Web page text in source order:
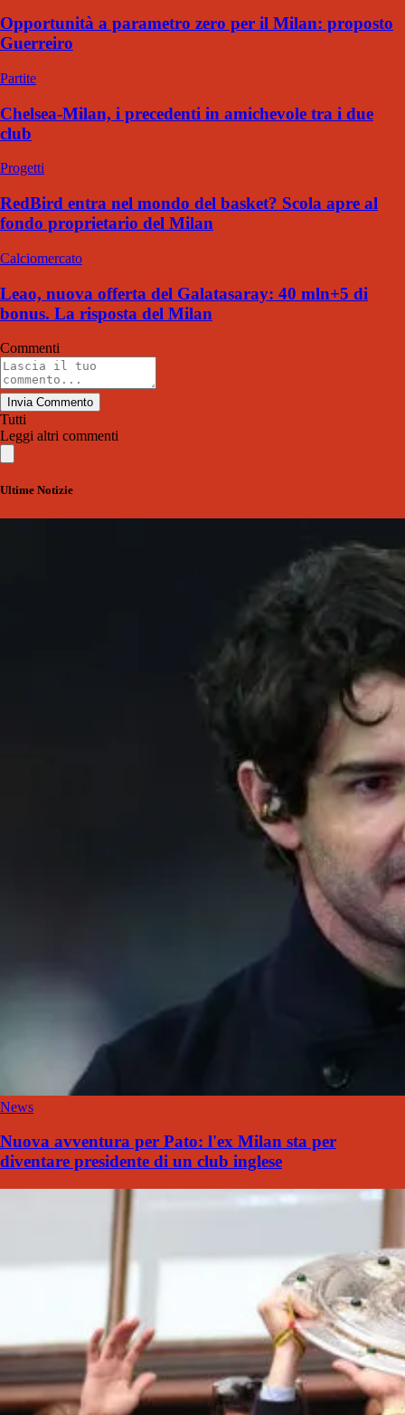
Opportunità a parametro zero per il Milan: proposto
Guerreiro
Partite
Chelsea-Milan, i precedenti in amichevole tra i due
club
Progetti
RedBird entra nel mondo del basket? Scola apre al
fondo proprietario del Milan
Calciomercato
Leao, nuova offerta del Galatasaray: 40 mln+5 di
bonus. La risposta del Milan
Commenti
Invia Commento
Tutti
Leggi altri commenti
Ultime Notizie
News
Nuova avventura per Pato: l'ex Milan sta per
diventare presidente di un club inglese